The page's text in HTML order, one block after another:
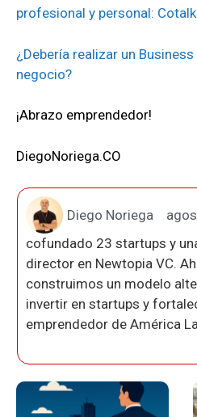
profesional y personal:
¿Debería realizar un
negocio?
¡Abrazo emprendedor!
DiegoNoriega.CO
Diego Noriega
cofundado 23 startups y
director en Newtopia VC.
construimos un modelo
invertir en startups y
emprendedor de América